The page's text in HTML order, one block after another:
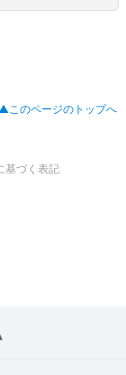
このページのトップへ
基づく表記